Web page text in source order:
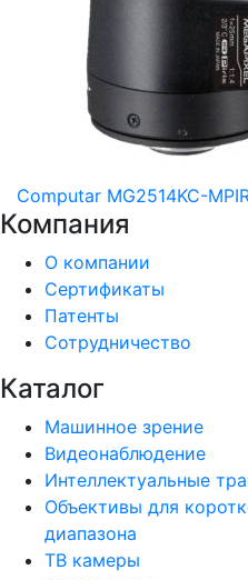
Computar MG2514KC-
Компания
О компании
Сертификаты
Патенты
Сотрудничество
Каталог
Машинное зрение
Видеонаблюдение
Интеллектуальные
Объективы для
диапазона
ТВ камеры